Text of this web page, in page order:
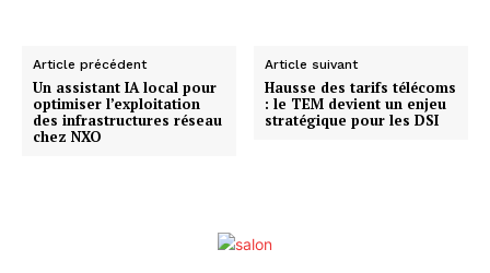
Article précédent
Un assistant IA local pour
optimiser l’exploitation
des infrastructures réseau
chez NXO
Article suivant
Hausse des tarifs télécoms
: le TEM devient un enjeu
stratégique pour les DSI